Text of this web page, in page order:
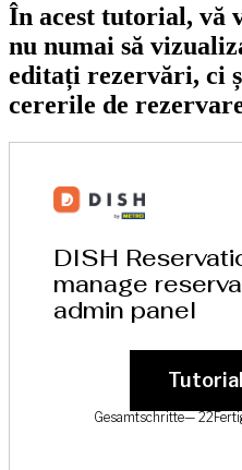
În acest tutorial, vă
nu numai să
editați rezervări, ci
cererile de